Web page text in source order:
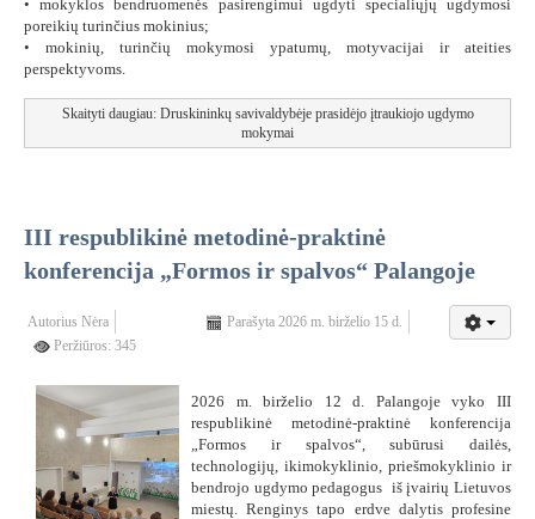
• mokyklos bendruomenės pasirengimui ugdyti specialiųjų ugdymosi
poreikių turinčius mokinius;
• mokinių, turinčių mokymosi ypatumų, motyvacijai ir ateities
perspektyvoms.
Skaityti daugiau: Druskininkų savivaldybėje prasidėjo įtraukiojo ugdymo
mokymai
III respublikinė metodinė-praktinė
konferencija „Formos ir spalvos“ Palangoje
Autorius Nėra
Parašyta 2026 m. birželio 15 d.
Peržiūros: 345
2026 m. birželio 12 d. Palangoje vyko III
respublikinė metodinė-praktinė konferencija
„Formos ir spalvos“, subūrusi dailės,
technologijų, ikimokyklinio, priešmokyklinio ir
bendrojo ugdymo pedagogus iš įvairių Lietuvos
miestų. Renginys tapo erdve dalytis profesine